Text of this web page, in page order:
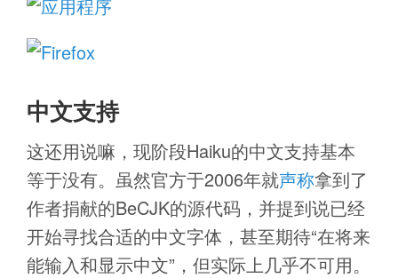
中文支持
这还用说嘛，现阶段Haiku的中文支持基本
等于没有。虽然官方于2006年就声称拿到了
作者捐献的BeCJK的源代码，并提到说已经
开始寻找合适的中文字体，甚至期待“在将来
能输入和显示中文”，但实际上几乎不可用。